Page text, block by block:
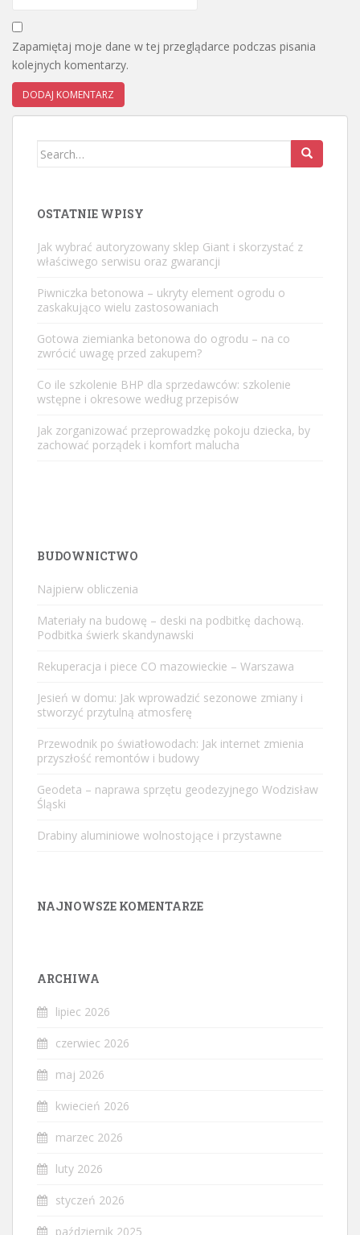
Zapamiętaj moje dane w tej przeglądarce podczas pisania
kolejnych komentarzy.
Search
OSTATNIE WPISY
Jak wybrać autoryzowany sklep Giant i skorzystać z
właściwego serwisu oraz gwarancji
Piwniczka betonowa – ukryty element ogrodu o
zaskakująco wielu zastosowaniach
Gotowa ziemianka betonowa do ogrodu – na co
zwrócić uwagę przed zakupem?
Co ile szkolenie BHP dla sprzedawców: szkolenie
wstępne i okresowe według przepisów
Jak zorganizować przeprowadzkę pokoju dziecka, by
zachować porządek i komfort malucha
BUDOWNICTWO
Najpierw obliczenia
Materiały na budowę – deski na podbitkę dachową.
Podbitka świerk skandynawski
Rekuperacja i piece CO mazowieckie – Warszawa
Jesień w domu: Jak wprowadzić sezonowe zmiany i
stworzyć przytulną atmosferę
Przewodnik po światłowodach: Jak internet zmienia
przyszłość remontów i budowy
Geodeta – naprawa sprzętu geodezyjnego Wodzisław
Śląski
Drabiny aluminiowe wolnostojące i przystawne
NAJNOWSZE KOMENTARZE
ARCHIWA
lipiec 2026
czerwiec 2026
maj 2026
kwiecień 2026
marzec 2026
luty 2026
styczeń 2026
październik 2025